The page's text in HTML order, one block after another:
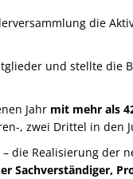
die
und stellte die
Jahr mit mehr als
, zwei Drittel in den
die Realisierung der
Sachverständiger,